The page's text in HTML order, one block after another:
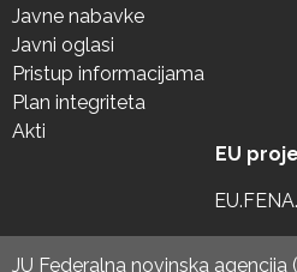
Javne nabavke
Javni oglasi
Pristup informacijama
Plan integriteta
Akti
EU
JU Federalna novinska agencija